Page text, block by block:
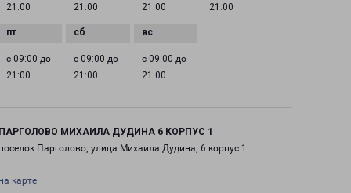
21:00
21:00
21:00
21:00
с 09:00 до
21:00
с 09:00 до
21:00
с 09:00 до
21:00
МИХАИЛА ДУДИНА 6 КОРПУС 1
Парголово, улица Михаила Дудина, 6 корпус 1
карте